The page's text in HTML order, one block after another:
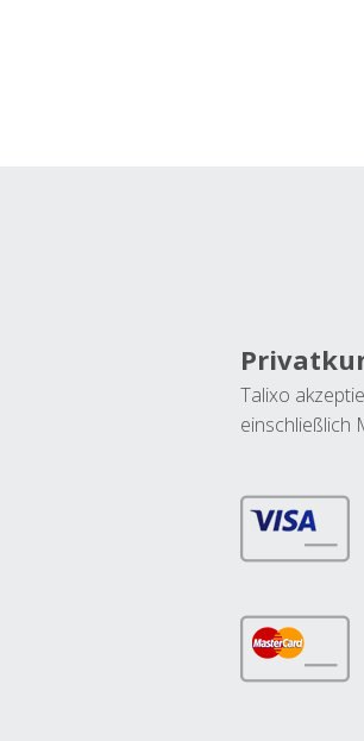
Talixo
einschließlich